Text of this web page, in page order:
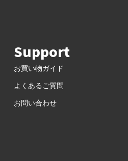
Support
お買い物ガイド
よくあるご質問
お問い合わせ